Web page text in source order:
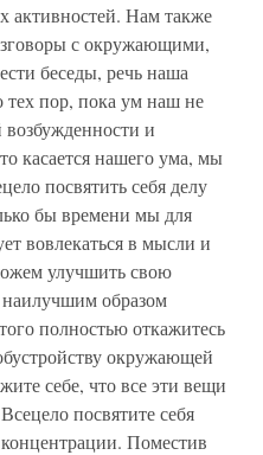
активностей. Нам также
с окружающими,
беседы, речь наша
тех пор, пока ум наш не
и
касается нашего ума, мы
посвятить себя делу
бы времени мы для
вовлекаться в мысли и
улучшить свою
образом
полностью откажитесь
окружающей
себе, что все эти вещи
посвятите себя
Поместив